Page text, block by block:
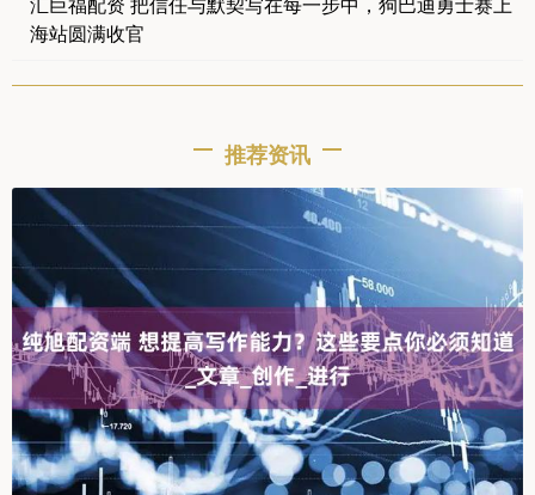
海站圆满收官
推荐资讯